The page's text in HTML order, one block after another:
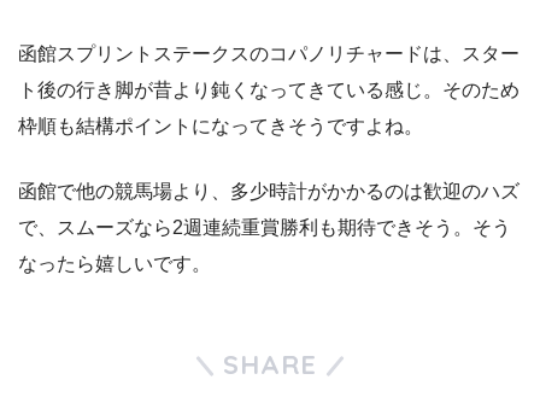
函館スプリントステークスのコパノリチャードは、スター
ト後の行き脚が昔より鈍くなってきている感じ。そのため
枠順も結構ポイントになってきそうですよね。
函館で他の競馬場より、多少時計がかかるのは歓迎のハズ
で、スムーズなら2週連続重賞勝利も期待できそう。そう
なったら嬉しいです。
SHARE